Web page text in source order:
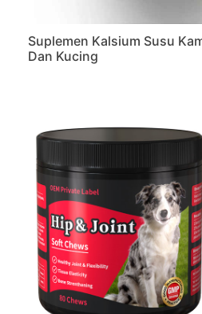
Suplemen Kalsium Susu
Dan Kucing